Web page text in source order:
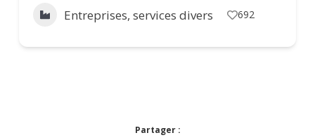
Entreprises, services divers 692
Partager :